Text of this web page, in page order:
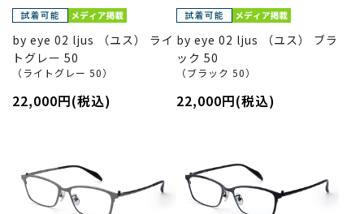
by eye 02 ljus （ユス） ライ
トグレー 50
（ライトグレー 50）
22,000円(税込)
by eye 02 ljus （ユス） ブラ
ック 50
（ブラック 50）
22,000円(税込)